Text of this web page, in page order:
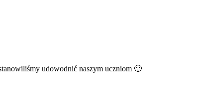
udowodnić naszym uczniom 🙂